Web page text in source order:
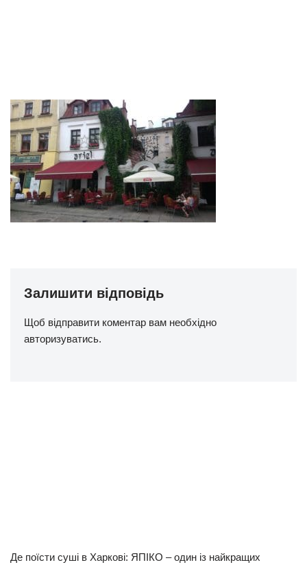
Залишити відповідь
Щоб відправити коментар вам необхідно
авторизуватись.
Де поїсти суші в Харкові: ЯПІКО – один із найкращих